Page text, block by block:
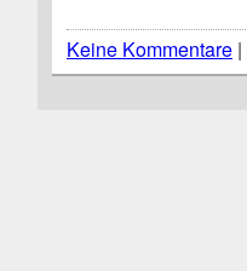
Keine Kommentare |